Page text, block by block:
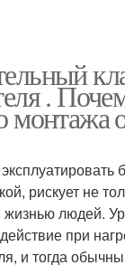
.
монтажа
рискует не
жизнью людей.
при
и тогда